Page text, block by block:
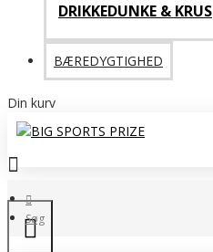
DRIKKEDUNKE & KRUS
BÆREDYGTIGHED
Din kurv
Søg